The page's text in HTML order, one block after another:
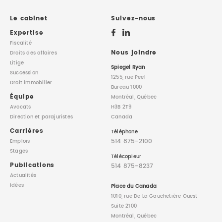
PROPRIÉTÉ INTELLECTUELLE
DROIT DE LA FAMILLE
Le cabinet
Expertise
Fiscalité
Droits des affaires
Litige
Succession
Droit immobilier
Équipe
Avocats
Directionet parajuristes
Carrières
Emplois
Stages
Publications
Actualités
Idées
Suivez-nous
Nous joindre
Spiegel Ryan
1255, rue Peel
Bureau 1000
Montréal, Québec
H3B 2T9
Canada
Téléphone
514 875-2100
Télécopieur
514 875-8237
Place du Canada
1010, rue De La Gauchetière Ouest
Suite 2100
Montréal, Québec